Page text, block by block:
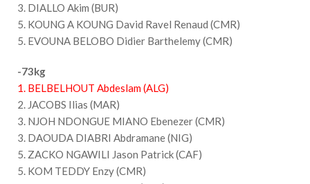
3. DIALLO Akim (BUR)
5. KOUNG A KOUNG David Ravel Renaud (CMR)
5. EVOUNA BELOBO Didier Barthelemy (CMR)
-73kg
1. BELBELHOUT Abdeslam (ALG)
2. JACOBS Ilias (MAR)
3. NJOH NDONGUE MIANO Ebenezer (CMR)
3. DAOUDA DIABRI Abdramane (NIG)
5. ZACKO NGAWILI Jason Patrick (CAF)
5. KOM TEDDY Enzy (CMR)